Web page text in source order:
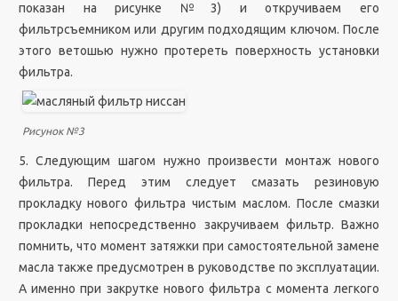
показан на рисунке №3) и откручиваем его
фильтрсъемником или другим подходящим ключом. После
этого ветошью нужно протереть поверхность установки
фильтра.
Рисунок №3
5. Следующим шагом нужно произвести монтаж нового
фильтра. Перед этим следует смазать резиновую
прокладку нового фильтра чистым маслом. После смазки
прокладки непосредственно закручиваем фильтр. Важно
помнить, что момент затяжки при самостоятельной замене
масла также предусмотрен в руководстве по эксплуатации.
А именно при закрутке нового фильтра с момента легкого